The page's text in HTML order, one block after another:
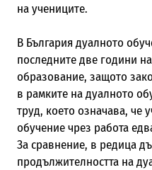
на учениците.
В България дуалното
последните две години
образование, защото
в рамките на дуалното
труд, което означава, че
обучение чрез работа
За сравнение, в редица
продължителността на